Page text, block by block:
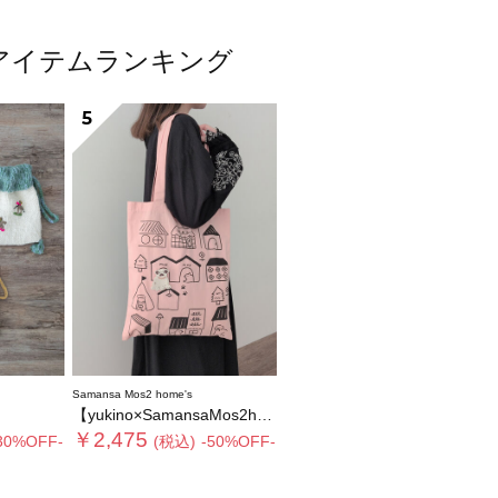
イテムランキング
5
Samansa Mos2 home's
【yukino×SamansaMos2home’s】ブローチ付バッグ
￥2,475 (税込) -50%OFF-